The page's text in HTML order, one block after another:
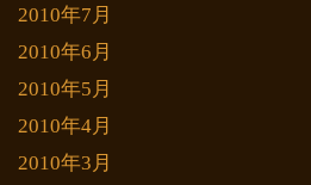
2010年7月
2010年6月
2010年5月
2010年4月
2010年3月